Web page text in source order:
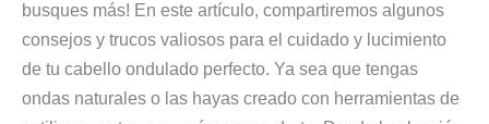
busques más! En este artículo, compartiremos algunos
consejos y trucos valiosos para el cuidado y lucimiento
de tu cabello ondulado perfecto. Ya sea que tengas
ondas naturales o las hayas creado con herramientas de